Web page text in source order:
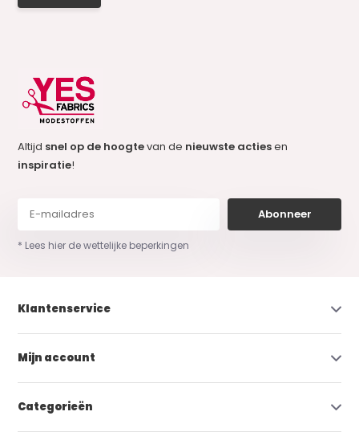
Altijd snel op de hoogtevan de nieuwste actiesen
inspiratie!
Abonneer
* Lees hier de wettelijke beperkingen
Klantenservice
Mijn account
Categorieën